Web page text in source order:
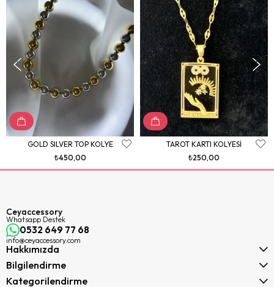
GOLD SILVER TOP KOLYE
₺450,00
TAROT KARTI KOLYESİ
₺250,00
Ceyaccessory
Whatsapp Destek
0532 649 77 68
info@ceyaccessory.com
Hakkımızda
Bilgilendirme
Kategorilendirme